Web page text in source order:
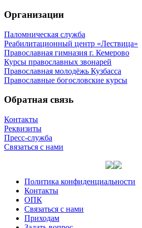
Организации
Паломническая служба
Реабилитационный центр «Лествица»
Православная гимназия г. Кемерово
Курсы православных звонарей
Православная молодёжь Кузбасса
Православные богословские курсы
Обратная связь
Контакты
Реквизиты
Пресс-служба
Связаться с нами
Политика конфиденциальности
Контакты
ОПК
Связаться с нами
Приходам